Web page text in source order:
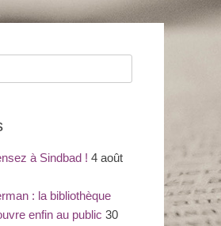
à Sindbad ! 4 août
: la bibliothèque
enfin au public 30